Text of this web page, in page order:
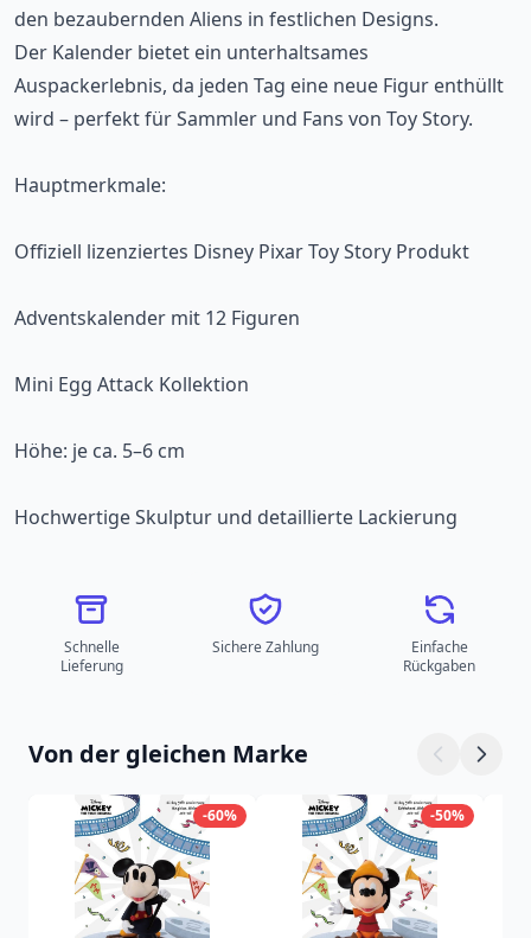
den bezaubernden Aliens in festlichen Designs.
Der Kalender bietet ein unterhaltsames
Auspackerlebnis, da jeden Tag eine neue Figur enthüllt
wird – perfekt für Sammler und Fans von Toy Story.
Hauptmerkmale:
Offiziell lizenziertes Disney Pixar Toy Story Produkt
Adventskalender mit 12 Figuren
Mini Egg Attack Kollektion
Höhe: je ca. 5–6 cm
Hochwertige Skulptur und detaillierte Lackierung
Schnelle
Lieferung
Sichere Zahlung
Einfache
Rückgaben
Von der gleichen Marke
-60% -50%